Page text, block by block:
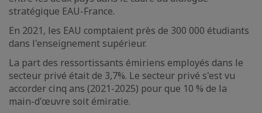
stratégique EAU-France.
En 2021, les EAU comptaient près de 300 000 étudiants
dans l'enseignement supérieur.
La part des ressortissants émiriens employés dans le
secteur privé était de 3,7%. Le secteur privé s'est vu
accorder cinq ans (2021-2025) pour que 10 % de la
main-d'œuvre soit émiratie.